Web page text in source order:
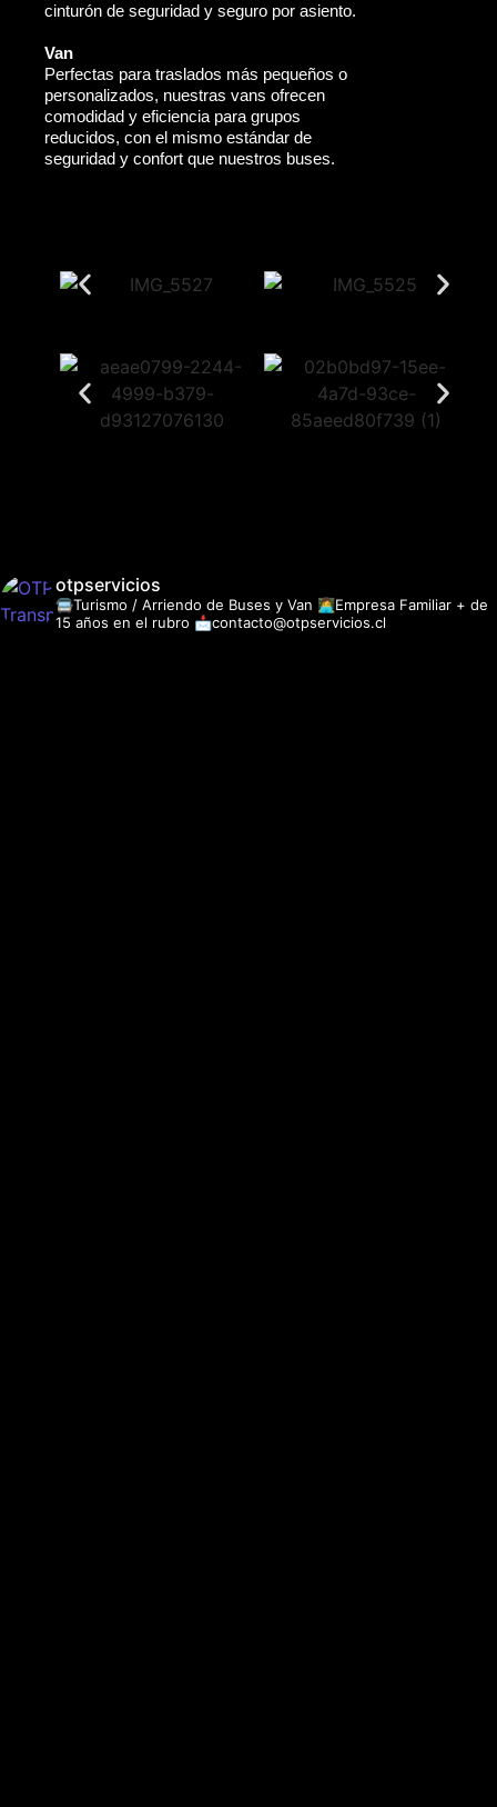
cinturón de seguridad y seguro por asiento.
Van
Perfectas para traslados más pequeños o
personalizados, nuestras vans ofrecen
comodidad y eficiencia para grupos
reducidos, con el mismo estándar de
seguridad y confort que nuestros buses.
otpservicios
🚍Turismo / Arriendo de Buses y Van 👩‍💻Empresa Familiar + de
15 años en el rubro 📩contacto@otpservicios.cl